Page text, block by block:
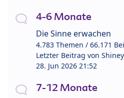
4-6 Monate
Die Sinne erwachen
4.783 Themen / 66.171
Letzter Beitrag von
28. Jun 2026 21:52
7-12 Monate